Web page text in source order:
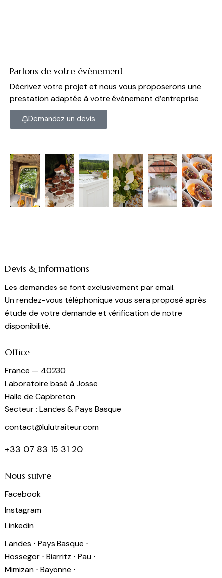
Parlons de votre évènement
Décrivez votre projet et nous vous proposerons une
prestation adaptée à votre évènement d’entreprise
Demandez un devis
Devis & informations
Les demandes se font exclusivement par email.
Un rendez-vous téléphonique vous sera proposé après
étude de votre demande et vérification de notre
disponibilité.
Office
France — 40230
Laboratoire basé à Josse
Halle de Capbreton
Secteur : Landes & Pays Basque
contact@lulutraiteur.com
+33 07 83 15 31 20
Nous suivre
Facebook
Instagram
Linkedin
Landes ⋅ Pays Basque ⋅
Hossegor ⋅ Biarritz ⋅ Pau ⋅
Mimizan ⋅ Bayonne ⋅